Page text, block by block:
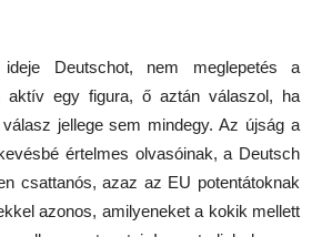
Deutschot, nem meglepetés a
aktív egy figura, ő aztán válaszol, ha
jellege sem mindegy. Az újság a
értelmes olvasóinak, a Deutsch
csattanós, azaz az EU potentátoknak
azonos, amilyeneket a kokik mellett